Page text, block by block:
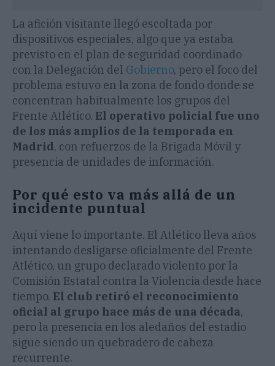
La afición visitante llegó escoltada por
dispositivos especiales, algo que ya estaba
previsto en el plan de seguridad coordinado
con la Delegación del Gobierno, pero el foco del
problema estuvo en la zona de fondo donde se
concentran habitualmente los grupos del
Frente Atlético. El operativo policial fue uno
de los más amplios de la temporada en
Madrid, con refuerzos de la Brigada Móvil y
presencia de unidades de información.
Por qué esto va más allá de un
incidente puntual
Aquí viene lo importante. El Atlético lleva años
intentando desligarse oficialmente del Frente
Atlético, un grupo declarado violento por la
Comisión Estatal contra la Violencia desde hace
tiempo. El club retiró el reconocimiento
oficial al grupo hace más de una década,
pero la presencia en los aledaños del estadio
sigue siendo un quebradero de cabeza
recurrente.